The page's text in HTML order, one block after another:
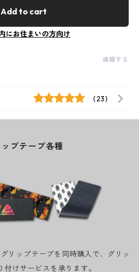
Add to cart
にお住まいの方向け
通報する
(23)
プテープ各種
リップテープを同時購入で、グリッ
付けサービスを承ります。